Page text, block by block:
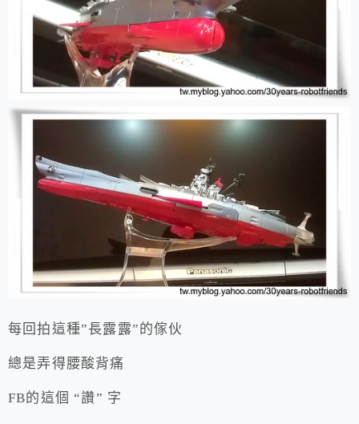
每回拍這種”長露露”的傢伙
總是弄得腰酸背痛
FB的這個 “讚” 字